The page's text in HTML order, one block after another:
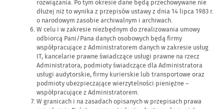
rozwiązania. Po tym okresie dane będą przechowywane nie
dłużej niż to wynika z przepisów ustawy z dnia 14 lipca 1983 r.
o narodowym zasobie archiwalnym i archiwach.
W celu i w zakresie niezbędnym do zrealizowania umowy
odbiorcą Pani/Pana danych osobowych będą firmy
współpracujące z Administratorem danych w zakresie usług
IT, kancelarie prawne świadczące usługi prawne na rzecz
Administratora, podmioty świadczące dla Administratora
usługi audytorskie, firmy kurierskie lub transportowe oraz
podmioty ubezpieczające wierzytelności pieniężne –
współpracujące z Administratorem.
W granicach i na zasadach opisanych w przepisach prawa